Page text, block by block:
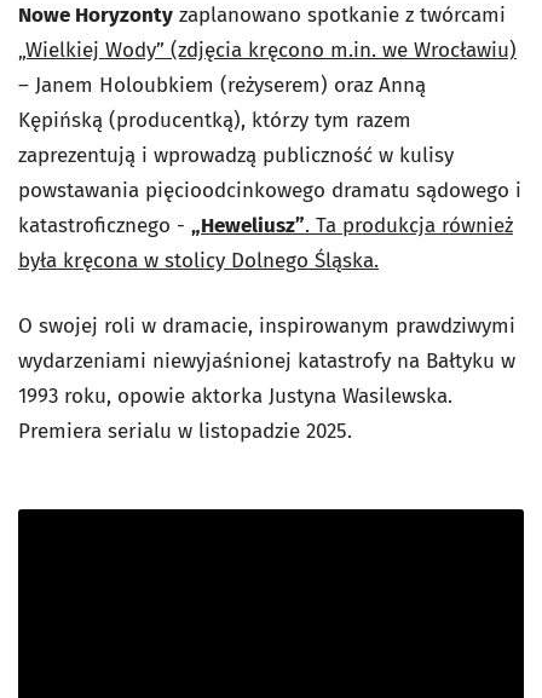
Nowe Horyzonty zaplanowano spotkanie z twórcami
„Wielkiej Wody” (zdjęcia kręcono m.in. we Wrocławiu)
– Janem Holoubkiem (reżyserem) oraz Anną
Kępińską (producentką), którzy tym razem
zaprezentują i wprowadzą publiczność w kulisy
powstawania pięcioodcinkowego dramatu sądowego i
katastroficznego - „Heweliusz”. Ta produkcja również
była kręcona w stolicy Dolnego Śląska.
O swojej roli w dramacie, inspirowanym prawdziwymi
wydarzeniami niewyjaśnionej katastrofy na Bałtyku w
1993 roku, opowie aktorka Justyna Wasilewska.
Premiera serialu w listopadzie 2025.